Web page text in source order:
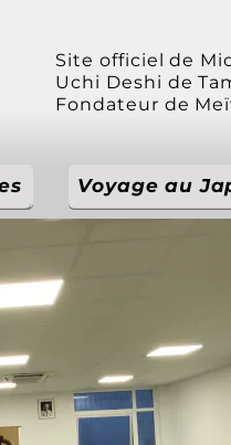
Voyage au
Site officiel de
Uchi Deshi de
Fondateur de
Voyage au